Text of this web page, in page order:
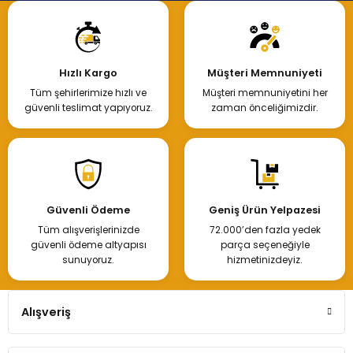
Hızlı Kargo
Tüm şehirlerimize hızlı ve
güvenli teslimat yapıyoruz.
Müşteri Memnuniyeti
Müşteri memnuniyetini her
zaman önceliğimizdir.
Güvenli Ödeme
Tüm alışverişlerinizde
güvenli ödeme altyapısı
sunuyoruz.
Geniş Ürün Yelpazesi
72.000’den fazla yedek
parça seçeneğiyle
hizmetinizdeyiz.
Alışveriş